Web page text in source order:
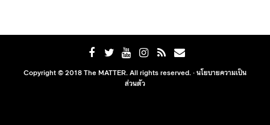
Copyright © 2018 The MATTER. All rights reserved. ·นโยบายความเป็น
ส่วนตัว